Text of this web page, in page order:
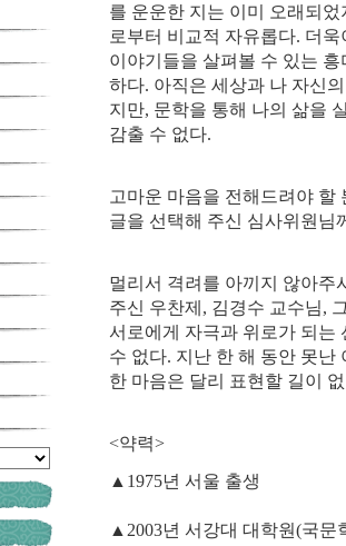
를 운운한 지는 이미 오래되
로부터 비교적 자유롭다. 더
이야기들을 살펴볼 수 있는
하다. 아직은 세상과 나 자신
지만, 문학을 통해 나의 삶을
감출 수 없다.
고마운 마음을 전해드려야 할
글을 선택해 주신 심사위원님
멀리서 격려를 아끼지 않아주
주신 우찬제, 김경수 교수님,
서로에게 자극과 위로가 되는
수 없다. 지난 한 해 동안 못
한 마음은 달리 표현할 길이
<약력>
▲1975년 서울 출생
▲2003년 서강대 대학원(국문